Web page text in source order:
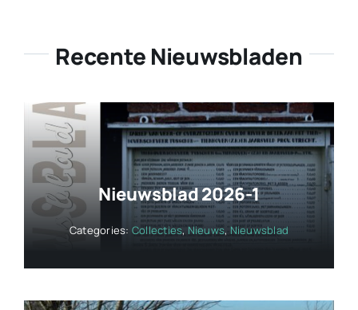
Recente Nieuwsbladen
Nieuwsblad 2026-1
Categories: Collecties, Nieuws, Nieuwsblad